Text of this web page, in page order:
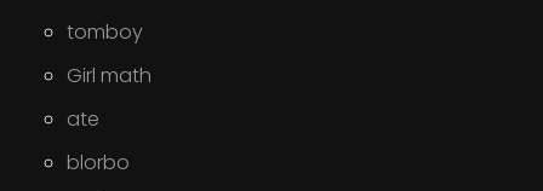
tomboy
Girl math
ate
blorbo